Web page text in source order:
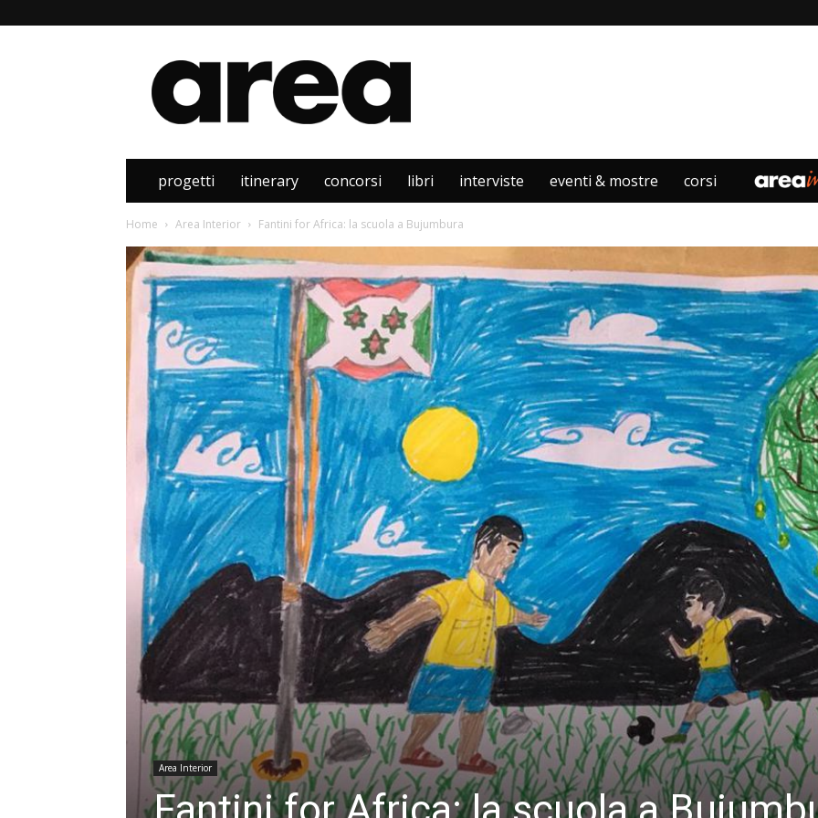
Area
progetti itinerary concorsi libri interviste eventi & mostre corsi
Home Area Interior Fantini for Africa: la scuola a Bujumbura
Area Interior